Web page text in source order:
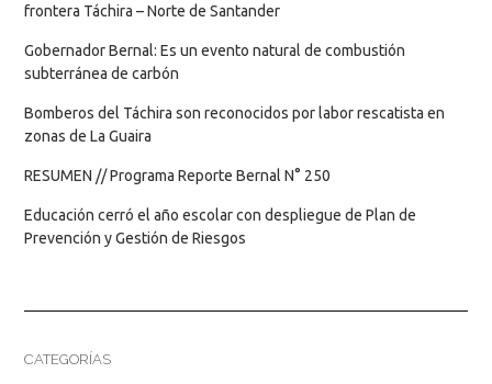
frontera Táchira – Norte de Santander
Gobernador Bernal: Es un evento natural de combustión
subterránea de carbón
Bomberos del Táchira son reconocidos por labor rescatista en
zonas de La Guaira
RESUMEN // Programa Reporte Bernal N° 250
Educación cerró el año escolar con despliegue de Plan de
Prevención y Gestión de Riesgos
CATEGORÍAS